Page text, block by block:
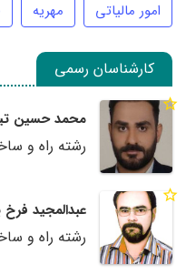
امور مالیاتی
مهریه
کارشناسان رسمی
محمد حسین
رشته راه و
عبدالمجید فرخ
رشته راه و